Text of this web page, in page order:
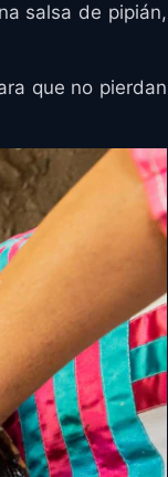
salsa de pipián,
que no pierdan